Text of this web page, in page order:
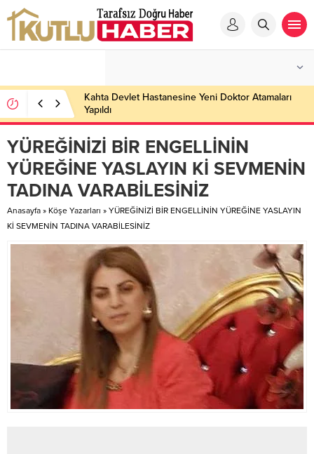
Kahta Devlet Hastanesine Yeni Doktor Atamaları
Yapıldı
YÜREĞİNİZİ BİR ENGELLİNİN
YÜREĞİNE YASLAYIN Kİ SEVMENİN
TADINA VARABİLESİNİZ
Anasayfa » Köşe Yazarları » YÜREĞİNİZİ BİR ENGELLİNİN YÜREĞİNE YASLAYIN
Kİ SEVMENİN TADINA VARABİLESİNİZ